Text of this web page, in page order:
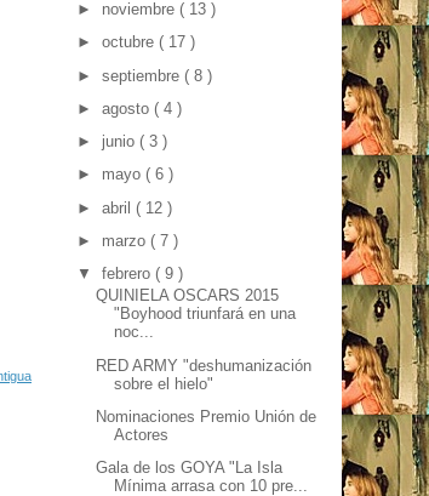
► noviembre ( 13 )
► octubre ( 17 )
► septiembre ( 8 )
► agosto ( 4 )
► junio ( 3 )
► mayo ( 6 )
► abril ( 12 )
► marzo ( 7 )
▼ febrero ( 9 )
QUINIELA OSCARS 2015
"Boyhood triunfará en una
noc...
RED ARMY "deshumanización
sobre el hielo"
Nominaciones Premio Unión de
Actores
Gala de los GOYA "La Isla
Mínima arrasa con 10 pre...